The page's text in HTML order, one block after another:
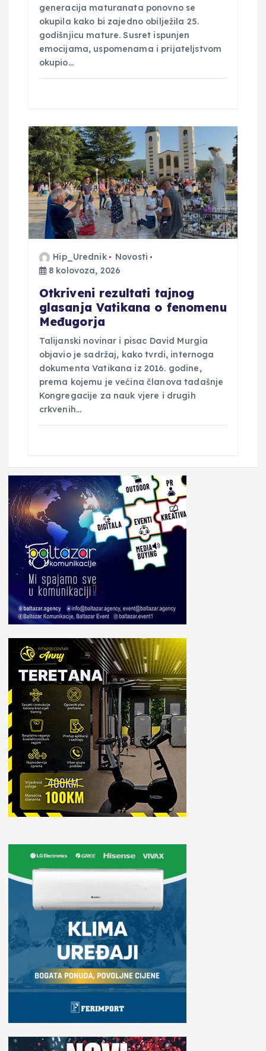
generacija maturanata ponovno se
okupila kako bi zajedno obilježila 25.
godišnjicu mature. Susret ispunjen
emocijama, uspomenama i prijateljstvom
okupio…
Hip_Urednik
Novosti
8 kolovoza, 2026
Otkriveni rezultati tajnog
glasanja Vatikana o fenomenu
Međugorja
Talijanski novinar i pisac David Murgia
objavio je sadržaj, kako tvrdi, internoga
dokumenta Vatikana iz 2016. godine,
prema kojemu je većina članova tadašnje
Kongregacije za nauk vjere i drugih
crkvenih…